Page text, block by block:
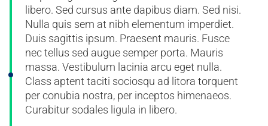
libero. Sed cursus ante dapibus diam. Sed nisi.
Nulla quis sem at nibh elementum imperdiet.
Duis sagittis ipsum. Praesent mauris. Fusce
nec tellus sed augue semper porta. Mauris
massa. Vestibulum lacinia arcu eget nulla.
Class aptent taciti sociosqu ad litora torquent
per conubia nostra, per inceptos himenaeos.
Curabitur sodales ligula in libero.